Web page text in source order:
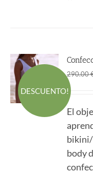
DESCUENTO!
290.00
El
body